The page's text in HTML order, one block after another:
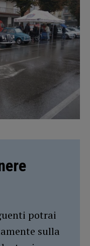
potrai
sulla